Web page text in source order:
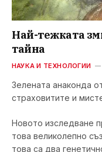
Най-тежката
тайна
НАУКА И ТЕХНОЛОГИИ
Зелената анаконда
страховитите и
Новото изследване
това великолепно
това са два